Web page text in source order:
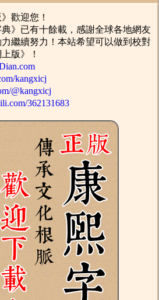
歡迎您！
已有十餘載，感謝全球各地網友
繼續努力！本站希望可以做到校對
版》！
kangxicj
@kangxicj
362131683